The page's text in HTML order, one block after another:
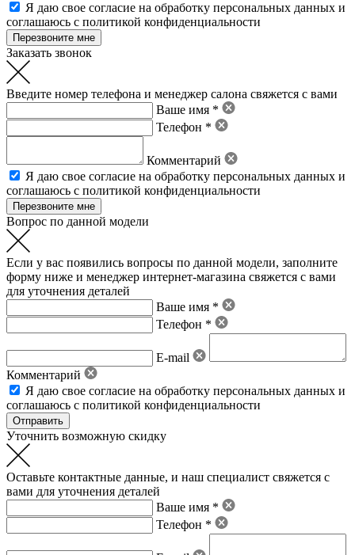
Я даю свое согласие на обработку персональных данных и
соглашаюсь с политикой конфиденциальности
Заказать звонок
Введите номер телефона и менеджер салона свяжется с вами
Ваше имя *
Телефон *
Комментарий
Я даю свое согласие на обработку персональных данных и
соглашаюсь с политикой конфиденциальности
Вопрос по данной модели
Если у вас появились вопросы по данной модели, заполните
форму ниже и менеджер интернет-магазина свяжется с вами
для уточнения деталей
Ваше имя *
Телефон *
E-mail
Комментарий
Я даю свое согласие на обработку персональных данных и
соглашаюсь с политикой конфиденциальности
Уточнить возможную скидку
Оставьте контактные данные, и наш специалист свяжется с
вами для уточнения деталей
Ваше имя *
Телефон *